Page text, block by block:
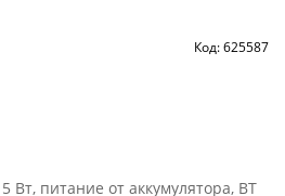
Код: 625587
питание от аккумулятора, BT